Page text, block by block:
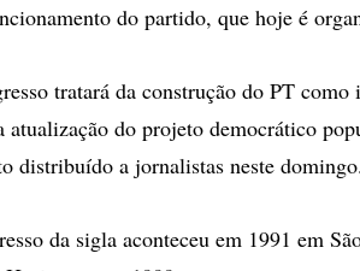
do partido, que hoje é
tratará da construção do PT
atualização do projeto democrático
distribuído a jornalistas neste domingo.
da sigla aconteceu em 1991 em